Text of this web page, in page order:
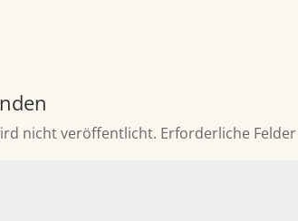
nicht veröffentlicht. Erforderliche